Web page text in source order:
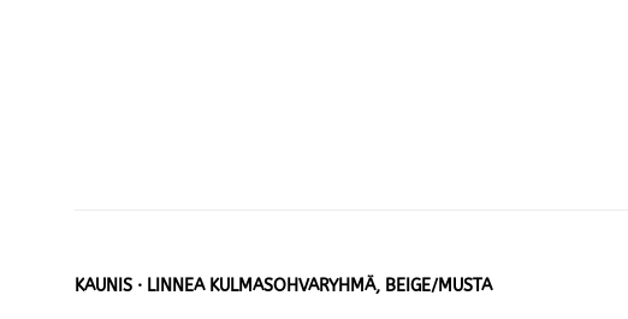
KAUNIS · LINNEA KULMASOHVARYHMÄ, BEIGE/MUSTA